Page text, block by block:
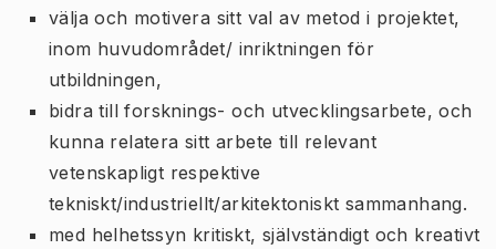
välja och motivera sitt val av metod i projektet,
inom huvudområdet/ inriktningen för
utbildningen,
bidra till forsknings- och utvecklingsarbete, och
kunna relatera sitt arbete till relevant
vetenskapligt respektive
tekniskt/industriellt/arkitektoniskt sammanhang.
med helhetssyn kritiskt, självständigt och kreativt